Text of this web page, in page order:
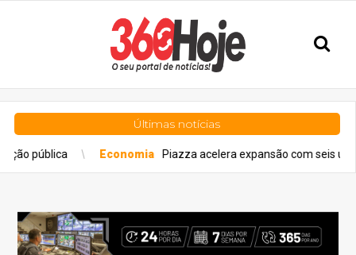
Últimas notícias
Economia Piazza acelera expansão com seis unidades até